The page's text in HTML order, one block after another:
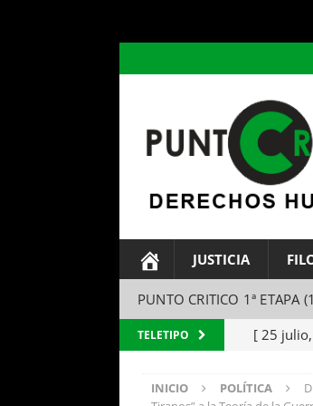
JUSTICIA
PUNTO CRITICO 1ª ETAPA
TELETIPO [ 25
[ 24
INICIO POLÍTICA